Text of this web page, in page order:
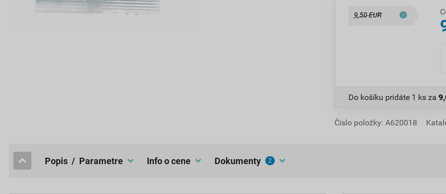
9,50 EUR
Do košíku pridáte 1 ks za
Číslo položky: A620018
popis / Parametre Info o cene dokumenty 2